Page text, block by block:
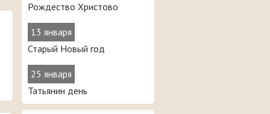
Рождество Христово
13 января
Старый Новый год
25 января
Татьянин день